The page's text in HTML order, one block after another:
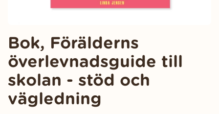
Bok, Förälderns
överlevnadsguide till
skolan - stöd och
vägledning